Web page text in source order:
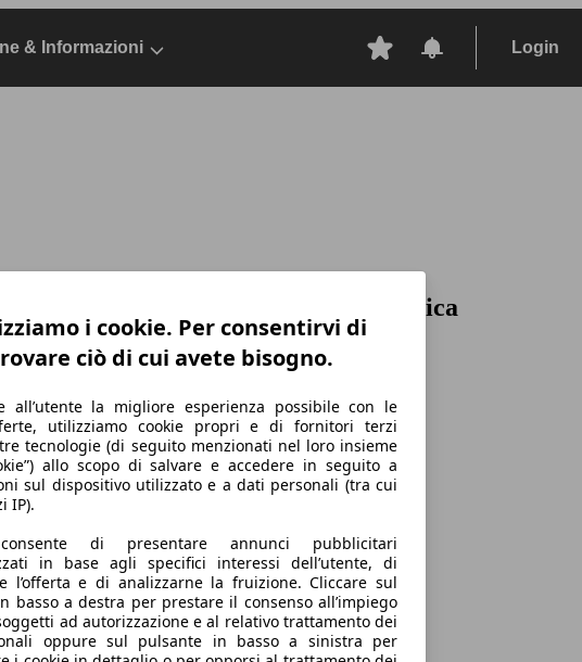
& Informazioni Login
2018, SUV/Fuoristrada/Pick-up, Elettrica
i cookie. Per consentirvi di
ciò di cui avete bisogno.
all’utente la migliore esperienza possibile con le
utilizziamo cookie propri e di fornitori terzi
tecnologie (di seguito menzionati nel loro insieme
allo scopo di salvare e accedere in seguito a
sul dispositivo utilizzato e a dati personali (tra cui
IP).
di presentare annunci pubblicitari
in base agli specifici interessi dell’utente, di
l’offerta e di analizzarne la fruizione. Cliccare sul
basso a destra per prestare il consenso all’impiego
ad autorizzazione e al relativo trattamento dei
oppure sul pulsante in basso a sinistra per